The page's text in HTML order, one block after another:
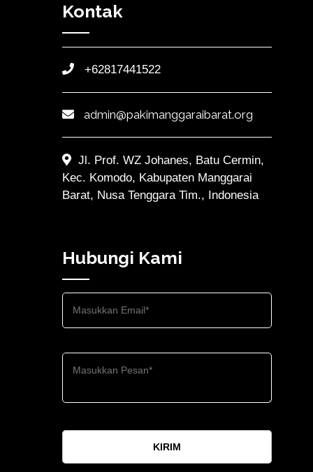
Kontak
+62817441522
admin@pakimanggaraibarat.org
Jl. Prof. WZ Johanes, Batu Cermin,
Kec. Komodo, Kabupaten Manggarai
Barat, Nusa Tenggara Tim., Indonesia
Hubungi Kami
KIRIM